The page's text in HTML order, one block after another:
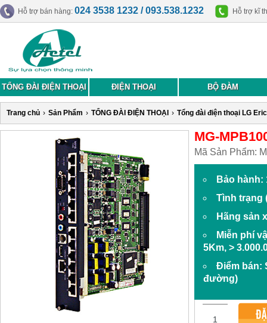
Hỗ trợ bán hàng: 024 3538 1232 / 093.538.1232 Hỗ trợ kĩ
TỔNG ĐÀI ĐIỆN THOẠI ĐIỆN THOẠI BỘ ĐÀM
Trang chủ › Sản Phẩm › TỔNG ĐÀI ĐIỆN THOẠI › Tổng đài điện thoại LG
MG-
Mã Sản Phẩm:
Bảo hành:
Tình trạng
Hãng sản
Miễn phí
5Km, >
Điểm bán:
đường)